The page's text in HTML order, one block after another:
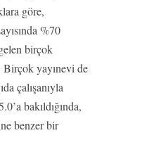
göre,
%70
birçok
Birçok yayınevi de
çalışanıyla
bakıldığında,
benzer bir